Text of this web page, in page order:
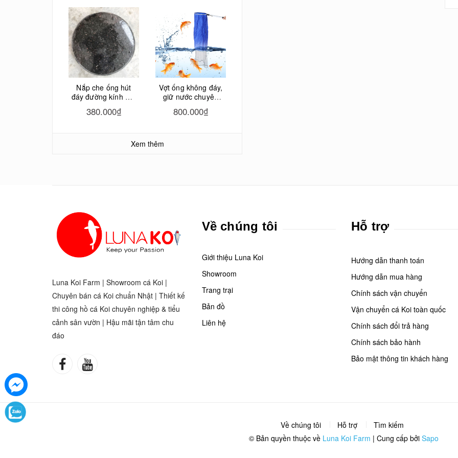
Nắp che ống hút
đáy đường kính 20-
cương cho hồ cá
380.000₫
Vợt ống không đáy,
giữ nước chuyên
800.000₫
Xem thêm
Luna Koi Farm | Showroom cá Koi |
Chuyên bán cá Koi chuẩn Nhật | Thiết kế
thi công hồ cá Koi chuyên nghiệp & tiểu
cảnh sân vườn | Hậu mãi tận tâm chu
đáo
Về chúng tôi
Giới thiệu Luna Koi
Showroom
Trang trại
Bản đồ
Liên hệ
Hỗ trợ
Hướng dẫn thanh toán
Hướng dẫn mua hàng
Chính sách vận chuyển
Vận chuyển cá Koi toàn quốc
Chính sách đổi trả hàng
Chính sách bảo hành
Bảo mật thông tin khách hàng
Về chúng tôi Hỗ trợ
Tìm kiếm
© Bản quyền thuộc về Luna Koi Farm | Cung cấp bởi Sapo